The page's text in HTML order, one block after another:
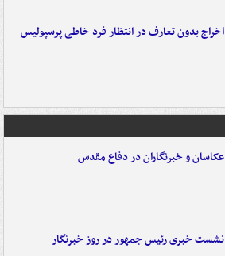
اخراج بدون تعارف در انتظار فرد خاطی پرسپولیس
عکاسان و خبرنگاران در دفاع مقدس
نشست خبری رئیس جمهور در روز خبرنگار